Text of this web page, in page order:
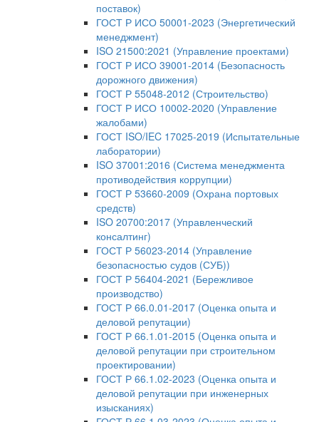
поставок)
ГОСТ Р ИСО 50001-2023 (Энергетический
менеджмент)
ISO 21500:2021 (Управление проектами)
ГОСТ Р ИСО 39001-2014 (Безопасность
дорожного движения)
ГОСТ Р 55048-2012 (Строительство)
ГОСТ Р ИСО 10002-2020 (Управление
жалобами)
ГОСТ ISO/IEC 17025-2019 (Испытательные
лаборатории)
ISO 37001:2016 (Система менеджмента
противодействия коррупции)
ГОСТ Р 53660-2009 (Охрана портовых
средств)
ISO 20700:2017 (Управленческий
консалтинг)
ГОСТ Р 56023-2014 (Управление
безопасностью судов (СУБ))
ГОСТ Р 56404-2021 (Бережливое
производство)
ГОСТ Р 66.0.01-2017 (Оценка опыта и
деловой репутации)
ГОСТ Р 66.1.01-2015 (Оценка опыта и
деловой репутации при строительном
проектировании)
ГОСТ Р 66.1.02-2023 (Оценка опыта и
деловой репутации при инженерных
изысканиях)